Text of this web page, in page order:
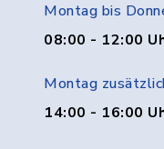
Montag bis
08:00 - 12:00
Montag
14:00 - 16:00